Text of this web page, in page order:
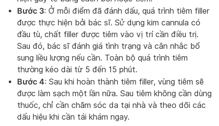
Bước 3: Ở mỗi điểm đã đánh dấu, quá trình tiêm filler
được thực hiện bởi bác sĩ. Sử dụng kim cannula có
đầu tù, chất filler được tiêm vào vị trí cần điều trị.
Sau đó, bác sĩ đánh giá tình trạng và cân nhắc bổ
sung liều lượng nếu cần. Toàn bộ quá trình tiêm
thường kéo dài từ 5 đến 15 phút.
Bước 4: Sau khi hoàn thành tiêm filler, vùng tiêm sẽ
được làm sạch một lần nữa. Sau tiêm không cần dùng
thuốc, chỉ cần chăm sóc da tại nhà và theo dõi các
dấu hiệu khi cần tái khám ngay.